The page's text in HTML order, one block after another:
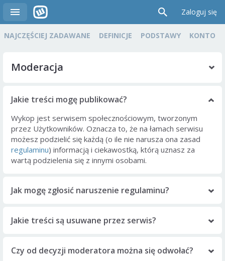
Zaloguj się
NAJCZĘŚCIEJ ZADAWANE DEFINICJE PODSTAWY KONTO
Moderacja
Jakie treści mogę publikować?
Wykop jest serwisem społecznościowym, tworzonym
przez Użytkowników. Oznacza to, że na łamach serwisu
możesz podzielić się każdą (o ile nie narusza ona zasad
regulaminu) informacją i ciekawostką, którą uznasz za
wartą podzielenia się z innymi osobami.
Jak mogę zgłosić naruszenie regulaminu?
Jakie treści są usuwane przez serwis?
Czy od decyzji moderatora można się odwołać?